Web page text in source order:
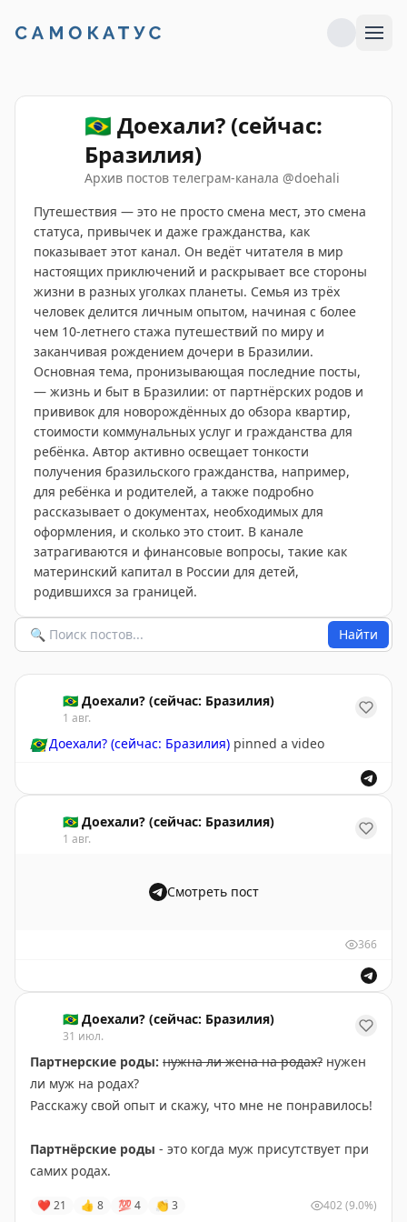
🇧🇷 Доехали? (сейчас:
Бразилия)
Архив постов телеграм-канала @doehali
Путешествия — это не просто смена мест, это смена
статуса, привычек и даже гражданства, как
показывает этот канал. Он ведёт читателя в мир
настоящих приключений и раскрывает все стороны
жизни в разных уголках планеты. Семья из трёх
человек делится личным опытом, начиная с более
чем 10-летнего стажа путешествий по миру и
заканчивая рождением дочери в Бразилии.
Основная тема, пронизывающая последние посты,
— жизнь и быт в Бразилии: от партнёрских родов и
прививок для новорождённых до обзора квартир,
стоимости коммунальных услуг и гражданства для
ребёнка. Автор активно освещает тонкости
получения бразильского гражданства, например,
для ребёнка и родителей, а также подробно
рассказывает о документах, необходимых для
оформления, и сколько это стоит. В канале
затрагиваются и финансовые вопросы, такие как
материнский капитал в России для детей,
родившихся за границей.
Найти
🇧🇷 Доехали? (сейчас: Бразилия)
1 авг.
🇧🇷Доехали? (сейчас: Бразилия) pinned a video
🇧🇷 Доехали? (сейчас: Бразилия)
1 авг.
Смотреть пост
366
🇧🇷 Доехали? (сейчас: Бразилия)
31 июл.
Партнерские роды: нужна ли жена на родах? нужен
ли муж на родах?
Расскажу свой опыт и скажу, что мне не понравилось!
Партнёрские роды - это когда муж присутствует при
самих родах.
или "Я бы хотел(а)!"?
❤ 21 👍 8 💯 4 👏 3 402 (9.0%)